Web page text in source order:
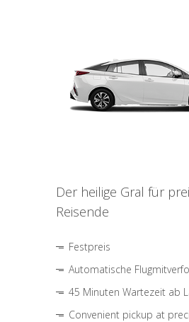
Der heilige Gral für
Reisende
Festpreis
Automatische
45 Minuten Wartezeit ab
Convenient pickup at